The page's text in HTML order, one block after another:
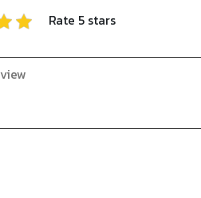
Rate 5stars